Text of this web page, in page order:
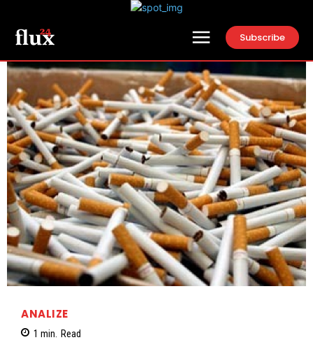
Subscribe
ANALIZE
1 min. Read